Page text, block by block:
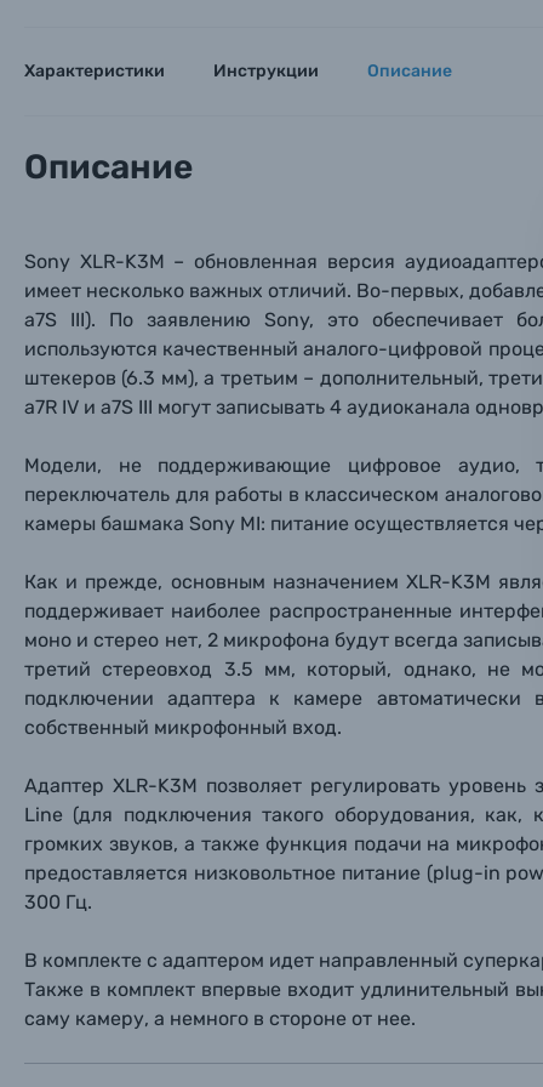
Видеокамеры
Аксессуары для фото и видеокамер
Оптические приборы
Электроника
Материалы
Фоторамки
Фотоальбомы
Солнцезащитные очки
Уценённые товары
Вами с
Имя*
Номер
Нажимая
Характеристики Инструкции Описание
Описание
Sony XLR-K3M – обновленная версия
имеет несколько важных отличий. Во-первых,
a7S III). По заявлению Sony, это обеспечивает
используются качественный аналого-цифровой
штекеров (6.3 мм), а третьим – дополнительный,
a7R IV и a7S III могут записывать 4 аудиоканала
Модели, не поддерживающие цифровое аудио,
переключатель для работы в классическом
камеры башмака Sony MI: питание осуществляется
Как и прежде, основным назначением XLR-K3M
поддерживает наиболее распространенные
моно и стерео нет, 2 микрофона будут всегда
третий стереовход 3.5 мм, который, однако, не
подключении адаптера к камере
собственный микрофонный вход.
Адаптер XLR-K3M позволяет регулировать
Line (для подключения такого оборудования, как,
громких звуков, а также функция подачи на
предоставляется низковольтное питание (plug-in
300 Гц.
В комплекте с адаптером идет направленный
Также в комплект впервые входит удлинительный
саму камеру, а немного в стороне от нее.